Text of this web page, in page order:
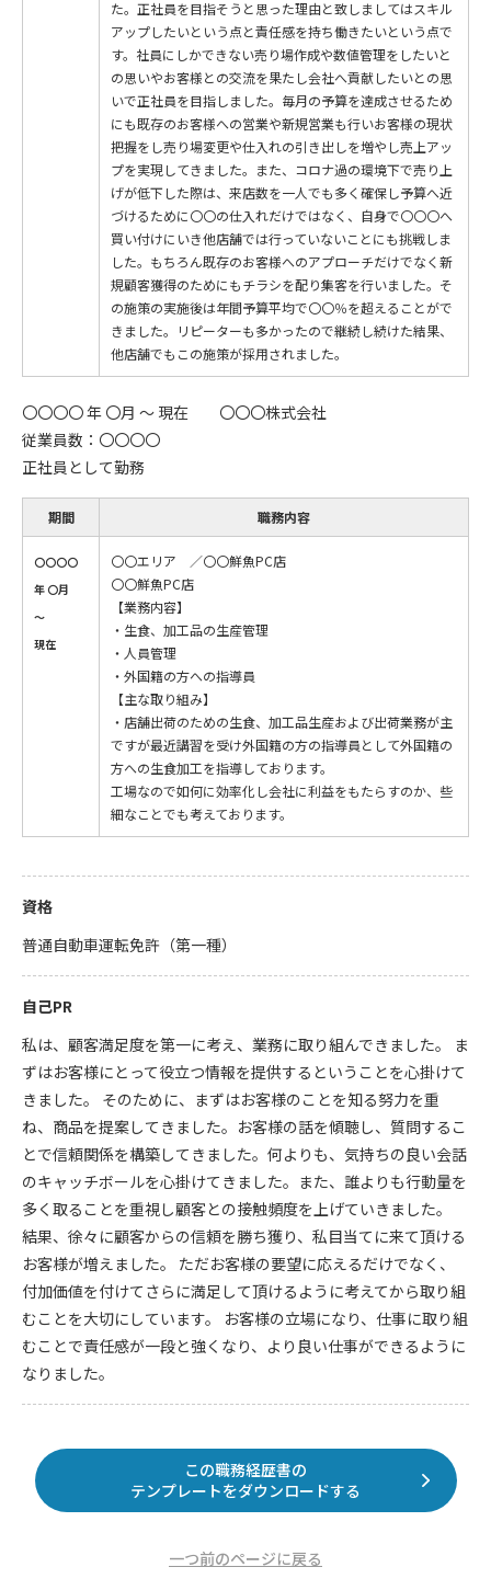
た。正社員を目指そうと思った理由と致しましてはスキル
アップしたいという点と責任感を持ち働きたいという点で
す。社員にしかできない売り場作成や数値管理をしたいと
の思いやお客様との交流を果たし会社へ貢献したいとの思
いで正社員を目指しました。毎月の予算を達成させるため
にも既存のお客様への営業や新規営業も行いお客様の現状
把握をし売り場変更や仕入れの引き出しを増やし売上アッ
プを実現してきました。また、コロナ過の環境下で売り上
げが低下した際は、来店数を一人でも多く確保し予算へ近
づけるために〇〇の仕入れだけではなく、自身で〇〇〇へ
買い付けにいき他店舗では行っていないことにも挑戦しま
した。もちろん既存のお客様へのアプローチだけでなく新
規顧客獲得のためにもチラシを配り集客を行いました。そ
の施策の実施後は年間予算平均で〇〇％を超えることがで
きました。リピーターも多かったので継続し続けた結果、
他店舗でもこの施策が採用されました。
〇〇〇〇 年 〇月 ～ 現在 〇〇〇株式会社
従業員数：〇〇〇〇
正社員として勤務
期間 職務内容
〇〇〇〇
年 〇月
～
現在
〇〇エリア ／〇〇鮮魚PC店
〇〇鮮魚PC店
【業務内容】
・生食、加工品の生産管理
・人員管理
・外国籍の方への指導員
【主な取り組み】
・店舗出荷のための生食、加工品生産および出荷業務が主
ですが最近講習を受け外国籍の方の指導員として外国籍の
方への生食加工を指導しております。
工場なので如何に効率化し会社に利益をもたらすのか、些
細なことでも考えております。
資格
普通自動車運転免許（第一種）
自己PR
私は、顧客満足度を第一に考え、業務に取り組んできました。 ま
ずはお客様にとって役立つ情報を提供するということを心掛けて
きました。 そのために、まずはお客様のことを知る努力を重
ね、商品を提案してきました。お客様の話を傾聴し、質問するこ
とで信頼関係を構築してきました。何よりも、気持ちの良い会話
のキャッチボールを心掛けてきました。また、誰よりも行動量を
多く取ることを重視し顧客との接触頻度を上げていきました。
結果、徐々に顧客からの信頼を勝ち獲り、私目当てに来て頂ける
お客様が増えました。 ただお客様の要望に応えるだけでなく、
付加価値を付けてさらに満足して頂けるように考えてから取り組
むことを大切にしています。 お客様の立場になり、仕事に取り組
むことで責任感が一段と強くなり、より良い仕事ができるように
なりました。
この職務経歴書の
テンプレートをダウンロードする
一つ前のページに戻る